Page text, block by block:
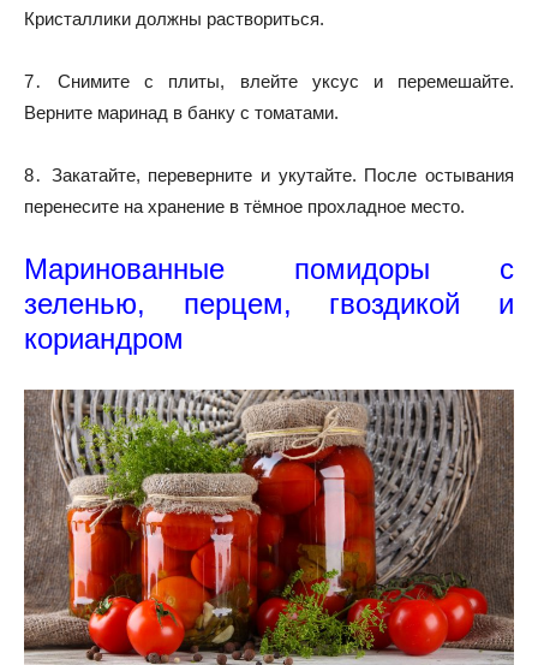
Кристаллики должны раствориться.
7․ Снимите с плиты, влейте уксус и перемешайте.
Верните маринад в банку с томатами.
8․ Закатайте, переверните и укутайте. После остывания
перенесите на хранение в тёмное прохладное место.
Маринованные помидоры с
зеленью, перцем, гвоздикой и
кориандром